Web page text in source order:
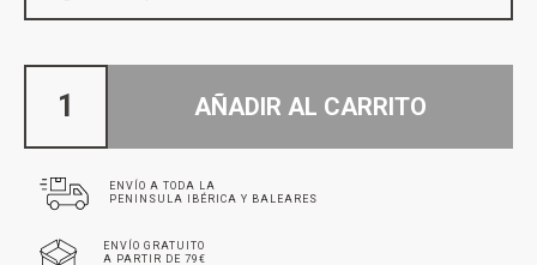
AÑADIR AL CARRITO
ENVÍO A TODA LA
PENINSULA IBÉRICA Y BALEARES
ENVÍO GRATUITO
A PARTIR DE 79€